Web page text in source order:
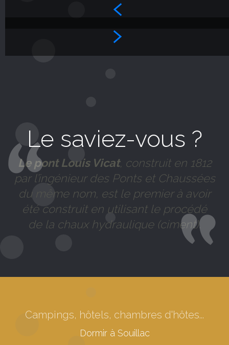
Le saviez-vous ?
Le pont Louis Vicat, construit en 1812
par l’ingénieur des Ponts et Chaussées
du même nom, est le premier à avoir
été construit en utilisant le procédé
de la chaux hydraulique (ciment).
Campings, hôtels, chambres d'hôtes...
Dormir à Souillac
Campings à Souillac